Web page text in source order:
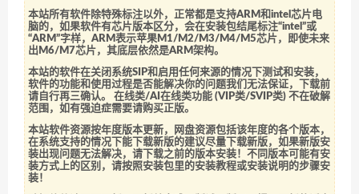
本站所有软件除特殊标注以外，正常都是支持ARM和intel芯片电
脑的，如果软件有芯片版本区分，会在安装包结尾标注“intel”或
“ARM”字样，ARM表示苹果M1/M2/M3/M4/M5芯片，即使未来
出M6/M7芯片，其底层依然是ARM架构。
本站的软件在关闭系统SIP和启用任何来源的情况下测试和安装，
软件的功能和使用过程是否能解决你的问题我们无法保证，下载前
请自行再三确认。 在线类/AI在线类功能 (VIP类/SVIP类) 不在破解
范围，如有强迫症需要请购买正版。
本站软件资源按年度版本更新，网盘资源包括该年度的各个版本，
在系统支持的情况下能下载新版的建议尽量下载新版，如果新版安
装出现问题无法解决，请下载之前的版本安装！不同版本可能有安
装方式上的区别，请按照安装包里的安装教程或安装说明的步骤安
装！